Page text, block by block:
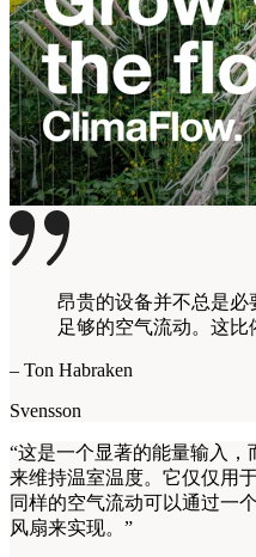
昂贵的设备并不总是
足够的空气流动。这比
– Ton Habraken
Svensson
“这是一个显著的能量输入
来维持温室温度。它仅仅用
同样的空气流动可以通过一
风扇来实现。”